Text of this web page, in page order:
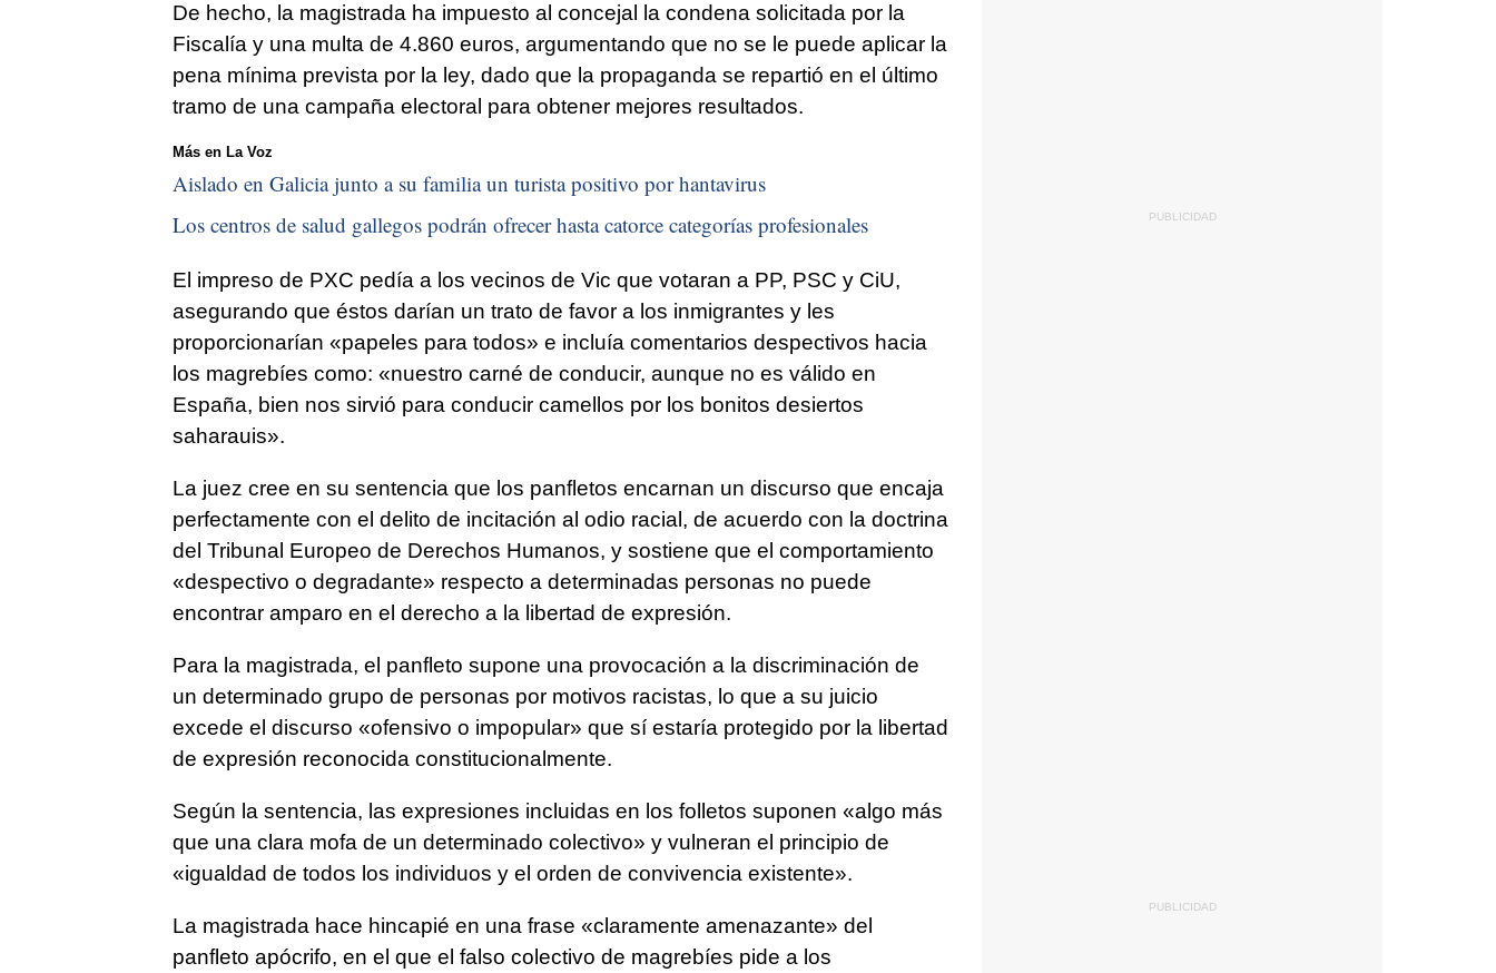
De hecho, la magistrada ha impuesto al concejal la condena solicitada por la
Fiscalía y una multa de 4.860 euros, argumentando que no se le puede aplicar la
pena mínima prevista por la ley, dado que la propaganda se repartió en el último
tramo de una campaña electoral para obtener mejores resultados.
Más en La Voz
Aislado en Galicia junto a su familia un turista positivo por hantavirus
Los centros de salud gallegos podrán ofrecer hasta catorce categorías profesionales
El impreso de PXC pedía a los vecinos de Vic que votaran a PP, PSC y CiU,
asegurando que éstos darían un trato de favor a los inmigrantes y les
proporcionarían «papeles para todos» e incluía comentarios despectivos hacia
los magrebíes como: «nuestro carné de conducir, aunque no es válido en
España, bien nos sirvió para conducir camellos por los bonitos desiertos
saharauis».
La juez cree en su sentencia que los panfletos encarnan un discurso que encaja
perfectamente con el delito de incitación al odio racial, de acuerdo con la doctrina
del Tribunal Europeo de Derechos Humanos, y sostiene que el comportamiento
«despectivo o degradante» respecto a determinadas personas no puede
encontrar amparo en el derecho a la libertad de expresión.
Para la magistrada, el panfleto supone una provocación a la discriminación de
un determinado grupo de personas por motivos racistas, lo que a su juicio
excede el discurso «ofensivo o impopular» que sí estaría protegido por la libertad
de expresión reconocida constitucionalmente.
Según la sentencia, las expresiones incluidas en los folletos suponen «algo más
que una clara mofa de un determinado colectivo» y vulneran el principio de
«igualdad de todos los individuos y el orden de convivencia existente».
La magistrada hace hincapié en una frase «claramente amenazante» del
panfleto apócrifo, en el que el falso colectivo de magrebíes pide a los